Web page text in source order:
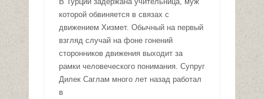
которой обвиняется в связах с
движением Хизмет. Обычный на первый
взгляд случай на фоне гонений
сторонников движения выходит за
рамки человеческого понимания. Супруг
Дилек Саглам много лет назад работал
в